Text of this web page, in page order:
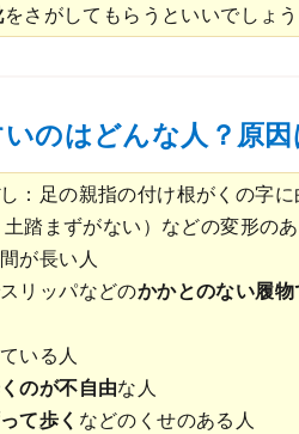
をさがしてもらうといいでしょう
のはどんな人？原因
し：足の親指の付け根がくの字に
土踏まずがない）などの変形の
が長い人
リッパなどのかかとのない履
いる人
のが不自由な人
て歩く などのくせのある人